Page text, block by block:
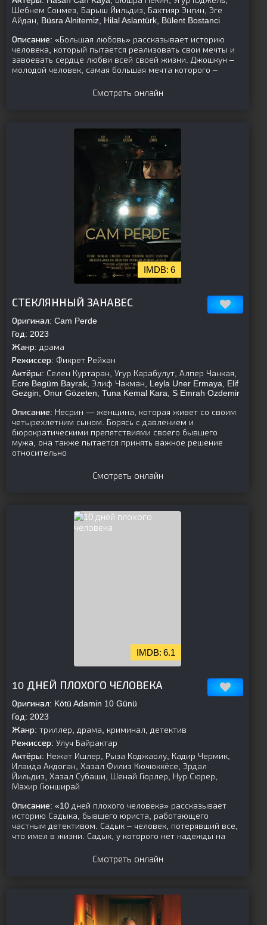
Шебнем Сонмез, Барыш Йильдиз, Бахтияр Энгин, Эге
Айдан, Büsra Alnitemiz, Hilal Aslantürk, Bülent Bostanci
Описание: «Большая любовь» рассказывает историю
человека, который пытается реализовать свои мечты и
завоевать сердце любви всей своей жизни. Джошкун –
молодой человек, самая большая мечта которого –
Смотреть онлайн
6
СТЕКЛЯННЫЙ ЗАНАВЕС
Оригинал: Cam Perde
Год: 2023
Жанр: драма
Режиссер: Фикрет Рейхан
Актёры: Селен Куртаран, Угур Карабулут, Алпер Чанкая,
Ecre Begüm Bayrak, Элиф Чакман, Leyla Uner Ermaya, Elif
Gezgin, Onur Gözeten, Tuna Kemal Kara, S Emrah Ozdemir
Описание: Несрин — женщина, которая живет со своим
четырехлетним сыном. Борясь с давлением и
бюрократическими препятствиями своего бывшего
мужа, она также пытается принять важное решение
относительно
Смотреть онлайн
6.1
10 ДНЕЙ ПЛОХОГО ЧЕЛОВЕКА
Оригинал: Kötü Adamin 10 Günü
Год: 2023
Жанр: триллер, драма, криминал, детектив
Режиссер: Улуч Байрактар
Актёры: Нежат Ишлер, Рыза Коджаолу, Кадир Чермик,
Илаида Акдоган, Хазал Филиз Кючюккёсе, Эрдал
Йильдиз, Хазал Субаши, Шенай Гюрлер, Нур Сюрер,
Махир Гюнширай
Описание: «10 дней плохого человека» рассказывает
историю Садыка, бывшего юриста, работающего
частным детективом. Садык – человек, потерявший все,
что имел в жизни. Садык, у которого нет надежды на
Смотреть онлайн